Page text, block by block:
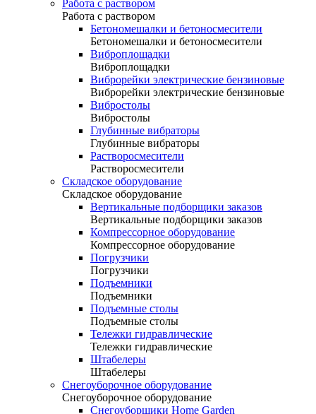
Работа с раствором
Работа с раствором
Бетономешалки и бетоносмесители
Бетономешалки и бетоносмесители
Виброплощадки
Виброплощадки
Виброрейки электрические бензиновые
Виброрейки электрические бензиновые
Вибростолы
Вибростолы
Глубинные вибраторы
Глубинные вибраторы
Растворосмесители
Растворосмесители
Складское оборудование
Складское оборудование
Вертикальные подборщики заказов
Вертикальные подборщики заказов
Компрессорное оборудование
Компрессорное оборудование
Погрузчики
Погрузчики
Подъемники
Подъемники
Подъемные столы
Подъемные столы
Тележки гидравлические
Тележки гидравлические
Штабелеры
Штабелеры
Снегоуборочное оборудование
Снегоуборочное оборудование
Снегоуборщики Home Garden